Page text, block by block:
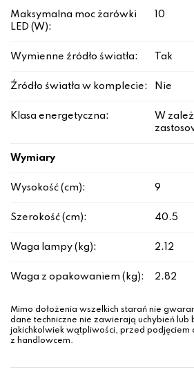
Maksymalna moc żarówki
LED (W):
10
Wymienne źródło światła: Tak
Źródło światła w komplecie: Nie
Klasa energetyczna:
W
Wymiary
Wysokość (cm): 9
Szerokość (cm): 40.5
Waga lampy (kg): 2.12
Waga z opakowaniem (kg): 2.82
Mimo dołożenia wszelkich starań nie
dane techniczne nie zawierają uchybień lub
jakichkolwiek wątpliwości, przed podjęciem
z handlowcem.